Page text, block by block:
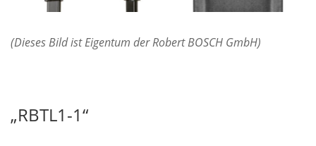
(Dieses Bild ist Eigentum der Robert BOSCH GmbH)
„RBTL1-1“